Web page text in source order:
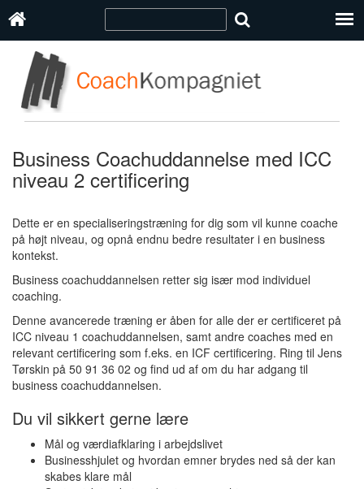
Business Coachuddannelse med ICC
niveau 2 certificering
Dette er en specialiseringstræning for dig som vil kunne coache
på højt niveau, og opnå endnu bedre resultater i en business
kontekst.
Business coachuddannelsen retter sig især mod individuel
coaching.
Denne avancerede træning er åben for alle der er certificeret på
ICC niveau 1 coachuddannelsen, samt andre coaches med en
relevant certificering som f.eks. en ICF certificering. Ring til Jens
Tørskin på 50 91 36 02 og find ud af om du har adgang til
business coachuddannelsen.
Du vil sikkert gerne lære
Mål og værdiafklaring i arbejdslivet
Businesshjulet og hvordan emner brydes ned så der kan
skabes klare mål